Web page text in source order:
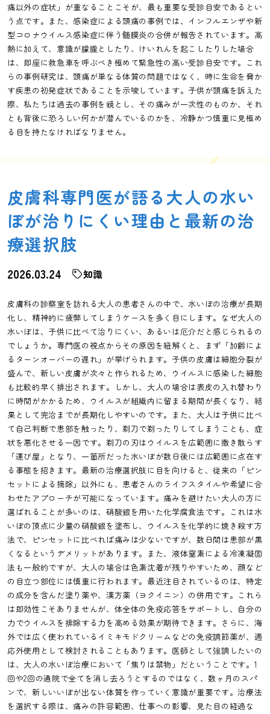
痛以外の症状」が重なることこそが、最も重要な受診目安であるとい
う点です。また、感染症による頭痛の事例では、インフルエンザや新
型コロナウイルス感染症に伴う髄膜炎の合併が報告されています。高
熱に加えて、意識が朦朧としたり、けいれんを起こしたりした場合
は、即座に救急車を呼ぶべき極めて緊急性の高い受診目安です。これ
らの事例研究は、頭痛が単なる体質の問題ではなく、時に生命を脅か
す疾患の初発症状であることを示唆しています。子供が頭痛を訴えた
際、私たちは過去の事例を鏡とし、その痛みが一次性のものか、それ
とも背後に恐ろしい何かが潜んでいるのかを、冷静かつ慎重に見極め
る目を持たなければなりません。
皮膚科専門医が語る大人の水い
ぼが治りにくい理由と最新の治
療選択肢
2026.03.24 知識
皮膚科の診察室を訪れる大人の患者さんの中で、水いぼの治療が長期
化し、精神的に疲弊してしまうケースを多く目にします。なぜ大人の
水いぼは、子供に比べて治りにくい、あるいは厄介だと感じられるの
でしょうか。専門医の視点からその原因を紐解くと、まず「加齢によ
るターンオーバーの遅れ」が挙げられます。子供の皮膚は細胞分裂が
盛んで、新しい皮膚が次々と作られるため、ウイルスに感染した細胞
も比較的早く排出されます。しかし、大人の場合は表皮の入れ替わり
に時間がかかるため、ウイルスが組織内に留まる期間が長くなり、結
果として完治までが長期化しやすいのです。また、大人は子供に比べ
て自己判断で患部を触ったり、剃刀で剃ったりしてしまうことも、症
状を悪化させる一因です。剃刀の刃はウイルスを広範囲に撒き散らす
「運び屋」となり、一箇所だった水いぼが数日後には広範囲に点在す
る事態を招きます。最新の治療選択肢に目を向けると、従来の「ピン
セットによる摘除」以外にも、患者さんのライフスタイルや希望に合
わせたアプローチが可能になっています。痛みを避けたい大人の方に
選ばれることが多いのは、硝酸銀を用いた化学腐食法です。これは水
いぼの頂点に少量の硝酸銀を塗布し、ウイルスを化学的に焼き殺す方
法で、ピンセットに比べれば痛みは少ないですが、数日間は患部が黒
くなるというデメリットがあります。また、液体窒素による冷凍凝固
法も一般的ですが、大人の場合は色素沈着が残りやすいため、顔など
の目立つ部位には慎重に行われます。最近注目されているのは、特定
の成分を含んだ塗り薬や、漢方薬（ヨクイニン）の併用です。これら
は即効性こそありませんが、体全体の免疫応答をサポートし、自分の
力でウイルスを排除する力を高める効果が期待できます。さらに、海
外では広く使われているイミキモドクリームなどの免疫調節薬が、適
応外使用として検討されることもあります。医師として強調したいの
は、大人の水いぼ治療において「焦りは禁物」だということです。1
回や2回の通院で全てを消し去ろうとするのではなく、数ヶ月のスパ
ンで、新しいいぼが出ない体質を作っていく意識が重要です。治療法
を選択する際は、痛みの許容範囲、仕事への影響、見た目の経過な